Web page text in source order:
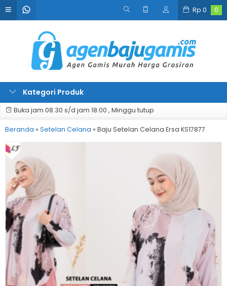
Rp 0 0
Kategori Produk
Buka jam 08.30 s/d jam 18.00 , Minggu tutup
Beranda » Setelan Celana » Baju Setelan Celana Ersa KS17877